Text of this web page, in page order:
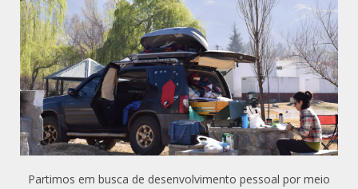
Partimos em busca de desenvolvimento pessoal por meio